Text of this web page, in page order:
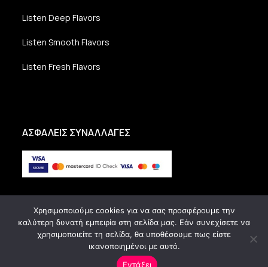
Listen Deep Flavors
Listen Smooth Flavors
Listen Fresh Flavors
ΑΣΦΑΛΕΙΣ ΣΥΝΑΛΛΑΓΕΣ
Copyright Vanilla Radio - All Rights Reserved.
Χρησιμοποιούμε cookies για να σας προσφέρουμε την
καλύτερη δυνατή εμπειρία στη σελίδα μας. Εάν συνεχίσετε να
χρησιμοποιείτε τη σελίδα, θα υποθέσουμε πως είστε
ικανοποιημένοι με αυτό.
Εντάξει